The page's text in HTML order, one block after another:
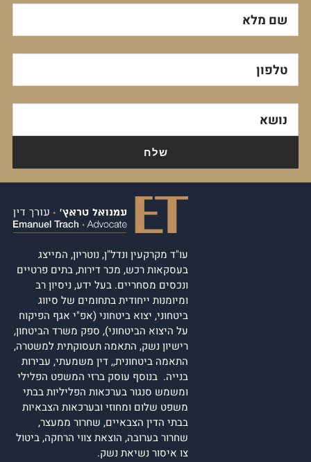
שם מלא
טלפון
נושא
עו"ד מקרקעין ונדל"ן, נוטריון, המייצג
בעסקאות רכש, מכר דירות, בתים פרטיים
ונכסים מסחריים. בעל ידע, ניסיון רב
ומיומנות ייחודית בתחומים של סיווג
ביטחוני, יצוא ביטחוני (אפ"י אגף הפיקוח
על היצוא הביטחוני), ספק משרד הביטחון,
רישיון נשק, התאמה תעסוקתית למשטרה,
התאמה ביטחונית,, דין משמעתי, עבירות
בנייה. בנוסף עוסק ברזי המשפט הפלילי
ומשמש סנגור בערכאות הפליליות בבתי
משפט שלום ומחוזי ובערכאות הצבאיות
בבתי הדין הצבאיים, שחרור ממעצר,
שחרור בערובה, הוצאת צווי הרחקה, ביטול
צו איסור נשיאת נשק.